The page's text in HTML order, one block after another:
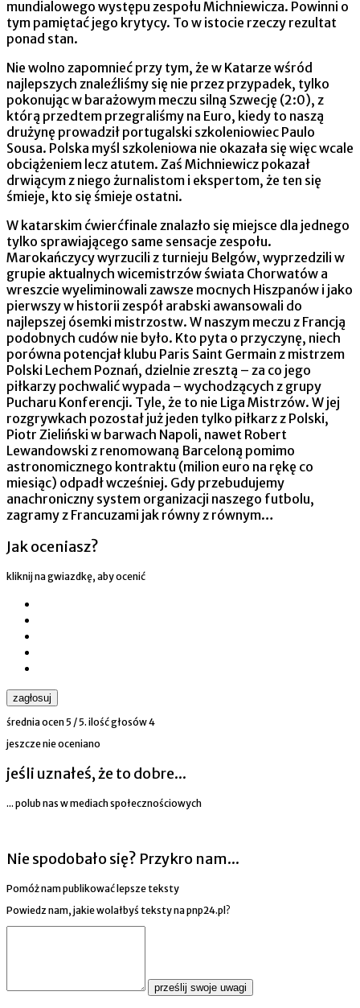
mundialowego występu zespołu Michniewicza. Powinni o
tym pamiętać jego krytycy. To w istocie rzeczy rezultat
ponad stan.
Nie wolno zapomnieć przy tym, że w Katarze wśród
najlepszych znaleźliśmy się nie przez przypadek, tylko
pokonując w barażowym meczu silną Szwecję (2:0), z
którą przedtem przegraliśmy na Euro, kiedy to naszą
drużynę prowadził portugalski szkoleniowiec Paulo
Sousa. Polska myśl szkoleniowa nie okazała się więc wcale
obciążeniem lecz atutem. Zaś Michniewicz pokazał
drwiącym z niego żurnalistom i ekspertom, że ten się
śmieje, kto się śmieje ostatni.
W katarskim ćwierćfinale znalazło się miejsce dla jednego
tylko sprawiającego same sensacje zespołu.
Marokańczycy wyrzucili z turnieju Belgów, wyprzedzili w
grupie aktualnych wicemistrzów świata Chorwatów a
wreszcie wyeliminowali zawsze mocnych Hiszpanów i jako
pierwszy w historii zespół arabski awansowali do
najlepszej ósemki mistrzostw. W naszym meczu z Francją
podobnych cudów nie było. Kto pyta o przyczynę, niech
porówna potencjał klubu Paris Saint Germain z mistrzem
Polski Lechem Poznań, dzielnie zresztą – za co jego
piłkarzy pochwalić wypada – wychodzących z grupy
Pucharu Konferencji. Tyle, że to nie Liga Mistrzów. W jej
rozgrywkach pozostał już jeden tylko piłkarz z Polski,
Piotr Zieliński w barwach Napoli, nawet Robert
Lewandowski z renomowaną Barceloną pomimo
astronomicznego kontraktu (milion euro na rękę co
miesiąc) odpadł wcześniej. Gdy przebudujemy
anachroniczny system organizacji naszego futbolu,
zagramy z Francuzami jak równy z równym…
Jak oceniasz?
kliknij na gwiazdkę, aby ocenić
zagłosuj
średnia ocen5 / 5. ilość głosów4
jeszcze nie oceniano
jeśli uznałeś, że to dobre...
... polub nas w mediach społecznościowych
Nie spodobało się? Przykro nam...
Pomóż nam publikować lepsze teksty
Powiedz nam, jakie wolałbyś teksty na pnp24.pl?
prześlij swoje uwagi